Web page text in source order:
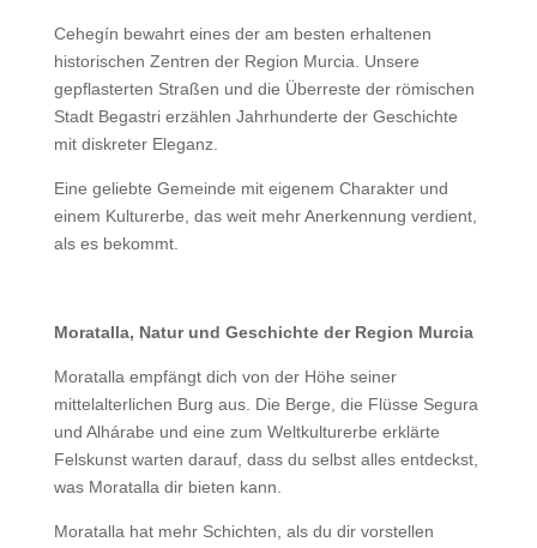
Cehegín bewahrt eines der am besten erhaltenen
historischen Zentren der Region Murcia. Unsere
gepflasterten Straßen und die Überreste der römischen
Stadt Begastri erzählen Jahrhunderte der Geschichte
mit diskreter Eleganz.
Eine geliebte Gemeinde mit eigenem Charakter und
einem Kulturerbe, das weit mehr Anerkennung verdient,
als es bekommt.
Moratalla, Natur und Geschichte der Region Murcia
Moratalla empfängt dich von der Höhe seiner
mittelalterlichen Burg aus. Die Berge, die Flüsse Segura
und Alhárabe und eine zum Weltkulturerbe erklärte
Felskunst warten darauf, dass du selbst alles entdeckst,
was Moratalla dir bieten kann.
Moratalla hat mehr Schichten, als du dir vorstellen